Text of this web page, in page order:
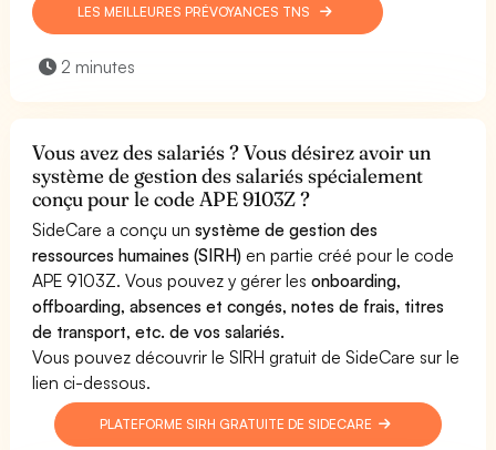
LES MEILLEURES PRÉVOYANCES TNS
2 minutes
Vous avez des salariés ? Vous désirez avoir un
système de gestion des salariés spécialement
conçu pour le code APE 9103Z ?
SideCare a conçu unsystème de gestion des
ressources humaines (SIRH) en partie créé pour le code
APE 9103Z. Vous pouvez y gérer lesonboarding,
offboarding, absences et congés, notes de frais, titres
de transport, etc. de vos salariés.
Vous pouvez découvrir le SIRH gratuit de SideCare sur le
lien ci-dessous.
PLATEFORME SIRH GRATUITE DE SIDECARE